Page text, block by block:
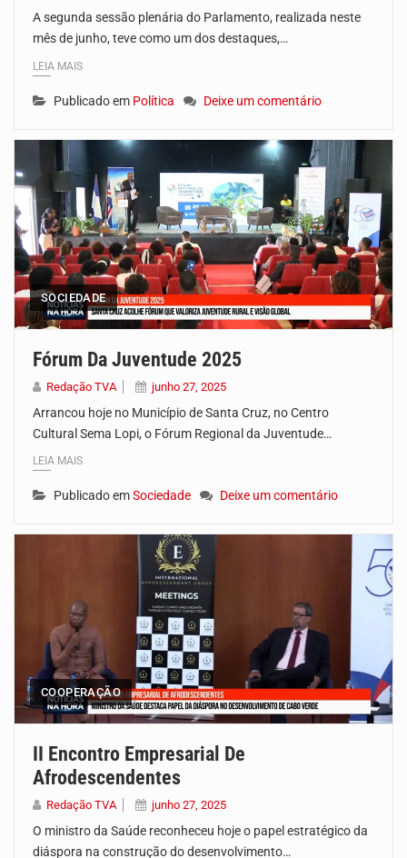
A segunda sessão plenária do Parlamento, realizada neste
mês de junho, teve como um dos destaques,…
LEIA MAIS
Publicado em Política Deixe um comentário
SOCIEDADE
Fórum Da Juventude 2025
Redação TVA junho 27, 2025
Arrancou hoje no Município de Santa Cruz, no Centro
Cultural Sema Lopi, o Fórum Regional da Juventude…
LEIA MAIS
Publicado emSociedade Deixe um comentário
COOPERAÇÃO
II Encontro Empresarial De
Afrodescendentes
Redação TVA junho 27, 2025
O ministro da Saúde reconheceu hoje o papel estratégico da
diáspora na construção do desenvolvimento…